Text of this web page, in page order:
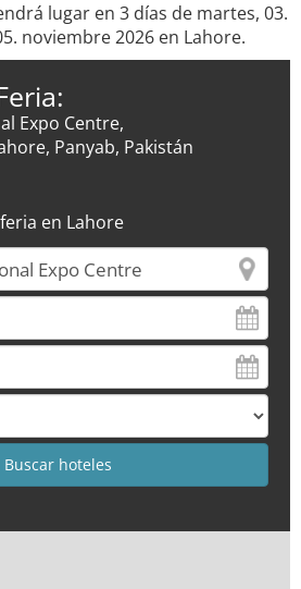
lugar en 3 días de martes, 03.
noviembre 2026 en Lahore.
Expo Centre,
Panyab, Pakistán
en Lahore